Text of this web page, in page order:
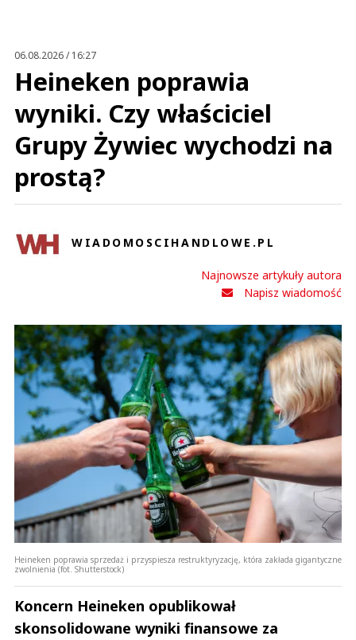
06.08.2026 / 16:27
Heineken poprawia
wyniki. Czy właściciel
Grupy Żywiec wychodzi na
prostą?
WIADOMOSCIHANDLOWE.PL
Najnowsze artykuły autora
Napisz wiadomość
Heineken poprawia sprzedaż i przyspiesza restruktyryzację, która zakłada gigantyczne
zwolnienia (fot. Shutterstock)
Koncern Heineken opublikował
skonsolidowane wyniki finansowe za